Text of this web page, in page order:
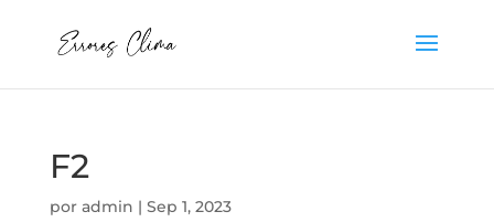
F2
por admin | Sep 1, 2023